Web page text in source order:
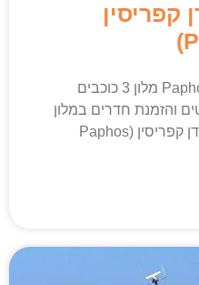
קפריסין
Paphos Gardens Holiday Resort מלון 3 כוכבים
כמו 4 לפרטים והזמנת חדרים במלון
גארדן פאפוס >> פאפוס גארדן קפריסין (Paphos